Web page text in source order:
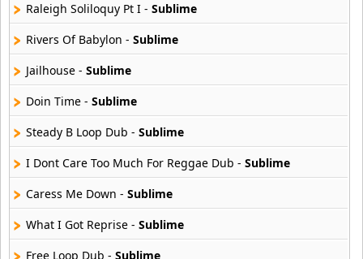
16 músicas online
Beady Eye
16 músicas online
Bee Gees
29 músicas online
Ben Harper
11 músicas online
Billboard
Raleigh Soliloquy Pt I - Sublime
Rivers Of Babylon - Sublime
Jailhouse - Sublime
Doin Time - Sublime
Steady B Loop Dub - Sublime
I Dont Care Too Much For Reggae Dub - Sublime
Caress Me Down - Sublime
What I Got Reprise - Sublime
Free Loop Dub - Sublime